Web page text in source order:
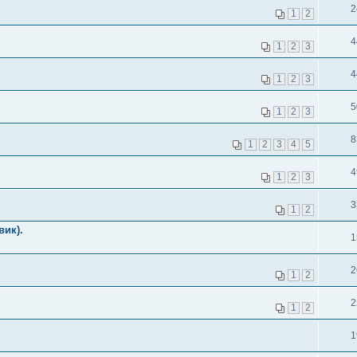
1 2
1 2 3
1 2 3
1 2 3
1 2 3 4 5
1 2 3
1 2
1 2
1 2